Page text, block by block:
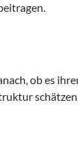
ob es